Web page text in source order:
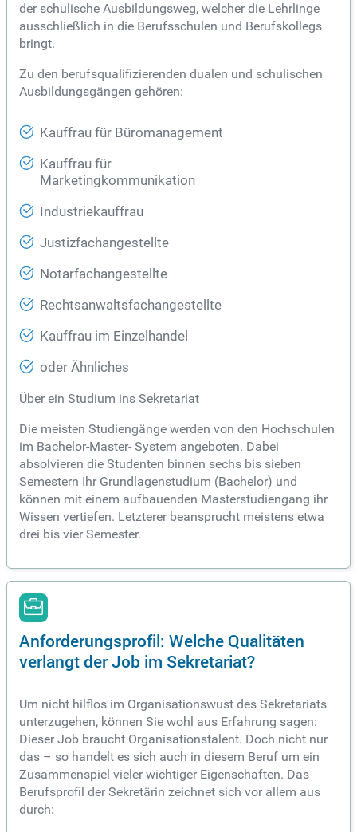
der schulische Ausbildungsweg, welcher die Lehrlinge
ausschließlich in die Berufsschulen und Berufskollegs
bringt.
Zu den berufsqualifizierenden dualen und schulischen
Ausbildungsgängen gehören:
Kauffrau für Büromanagement
Kauffrau für
Marketingkommunikation
Industriekauffrau
Justizfachangestellte
Notarfachangestellte
Rechtsanwaltsfachangestellte
Kauffrau im Einzelhandel
oder Ähnliches
Über ein Studium ins Sekretariat
Die meisten Studiengänge werden von den Hochschulen
im Bachelor-Master- System angeboten. Dabei
absolvieren die Studenten binnen sechs bis sieben
Semestern Ihr Grundlagenstudium (Bachelor) und
können mit einem aufbauenden Masterstudiengang ihr
Wissen vertiefen. Letzterer beansprucht meistens etwa
drei bis vier Semester.
Anforderungsprofil: Welche Qualitäten
verlangt der Job im Sekretariat?
Um nicht hilflos im Organisationswust des Sekretariats
unterzugehen, können Sie wohl aus Erfahrung sagen:
Dieser Job braucht Organisationstalent. Doch nicht nur
das – so handelt es sich auch in diesem Beruf um ein
Zusammenspiel vieler wichtiger Eigenschaften. Das
Berufsprofil der Sekretärin zeichnet sich vor allem aus
durch: